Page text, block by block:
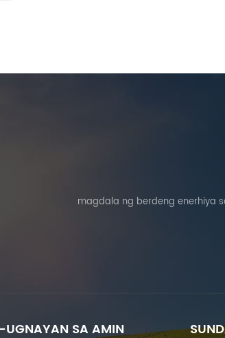
magdala ng berdeng enerhiya
SA AMIN